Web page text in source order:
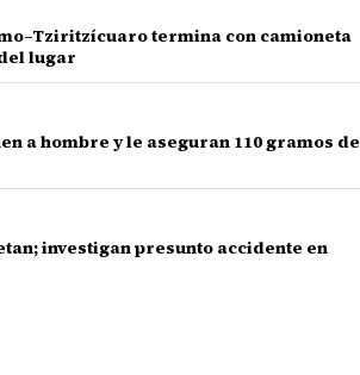
termina con camioneta
lugar
a hombre y le aseguran 110 gramos de
investigan presunto accidente en